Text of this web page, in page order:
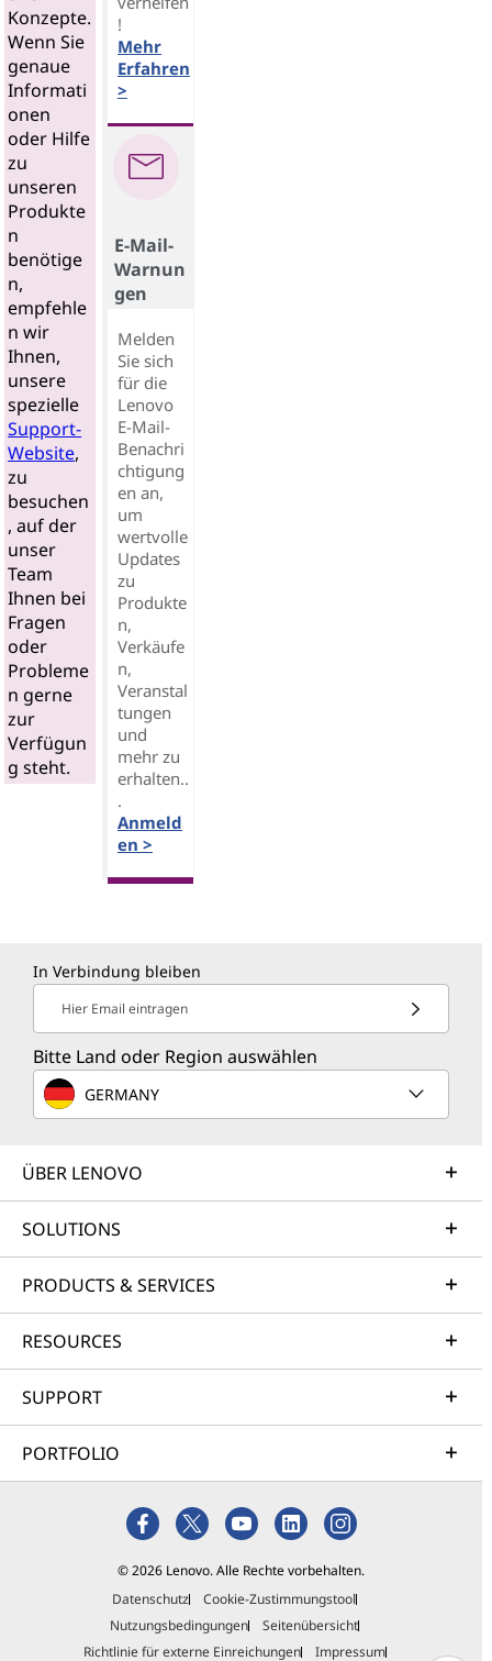
Konzepte.
Wenn Sie
genaue
Informati
onen
oder Hilfe
zu
unseren
Produkte
n
benötige
n,
empfehle
n wir
Ihnen,
unsere
spezielle
Support-
Website,
zu
besuchen
, auf der
unser
Team
Ihnen bei
Fragen
oder
Probleme
n gerne
zur
Verfügun
g steht.
!
Mehr
Erfahren
>
E-Mail-
Warnun
gen
Melden
Sie sich
für die
Lenovo
E-Mail-
Benachri
chtigung
en an,
um
wertvolle
Updates
zu
Produkte
n,
Verkäufe
n,
Veranstal
tungen
und
mehr zu
erhalten..
.
Anmeld
en >
In Verbindung bleiben
Hier Email eintragen
Bitte Land oder Region auswählen
GERMANY
ÜBER LENOVO
SOLUTIONS
PRODUCTS & SERVICES
RESOURCES
SUPPORT
PORTFOLIO
© 2026 Lenovo. Alle Rechte vorbehalten.
Datenschutz
Cookie-Zustimmungstool
Nutzungsbedingungen
Seitenübersicht
Richtlinie für externe Einreichungen
Impressum